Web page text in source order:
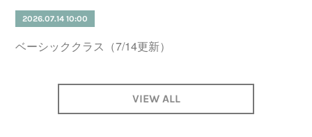
2026.07.14 10:00
ベーシッククラス（7/14更新）
VIEW ALL